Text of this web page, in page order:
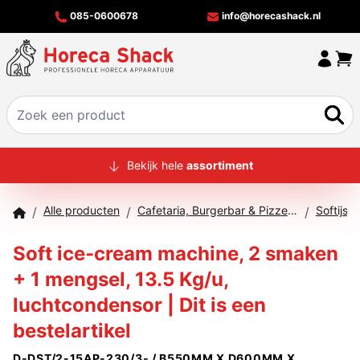
085-0600678 info@horecashack.nl
HOME
MERKEN
OFFERTECHECKER
CONTACT
Bekijk hele assortiment
/ Alle producten / Cafetaria, Burgerbar & Pizzeria / Softijs
Soft ice-cream machine, 2 smaken
+ 1 mengsel, 13.5 Kg/u,
luchtcondensor | Dit is een
bestelartikel